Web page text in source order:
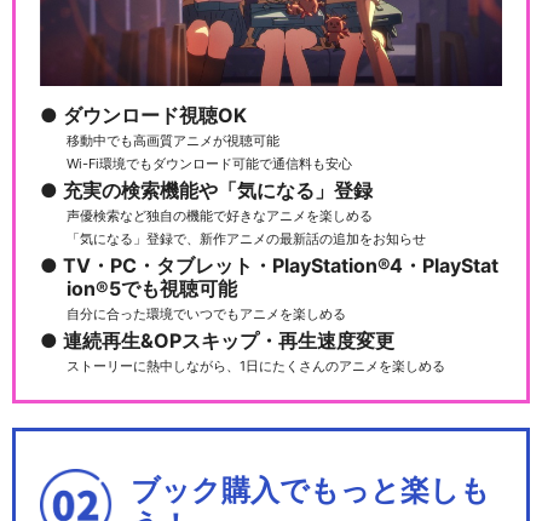
ダウンロード視聴OK
移動中でも高画質アニメが視聴可能
Wi-Fi環境でもダウンロード可能で通信料も安心
充実の検索機能や「気になる」登録
声優検索など独自の機能で好きなアニメを楽しめる
「気になる」登録で、新作アニメの最新話の追加をお知らせ
TV・PC・タブレット・PlayStation®4・PlayStat
ion®5でも視聴可能
自分に合った環境でいつでもアニメを楽しめる
連続再生&OPスキップ・再生速度変更
ストーリーに熱中しながら、1日にたくさんのアニメを楽しめる
ブック購入でもっと楽しも